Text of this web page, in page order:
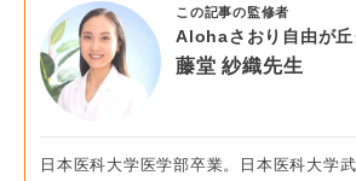
この記事の監修者
Alohaさおり自由が
藤堂 紗織先生
日本医科大学医学部卒業。日本医科大学